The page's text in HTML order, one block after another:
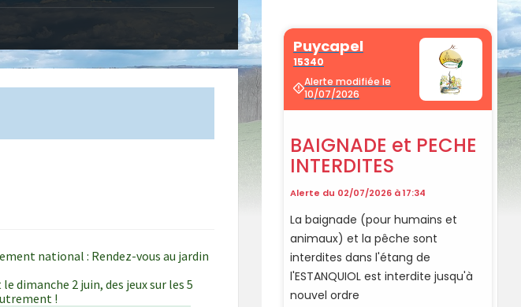
national : Rendez-vous au jardin
dimanche 2 juin, des jeux sur les 5
!